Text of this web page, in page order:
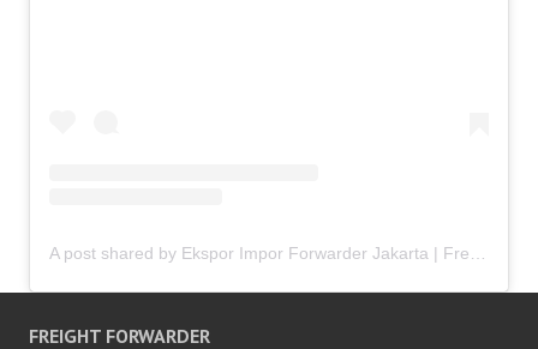
FREIGHT FORWARDER